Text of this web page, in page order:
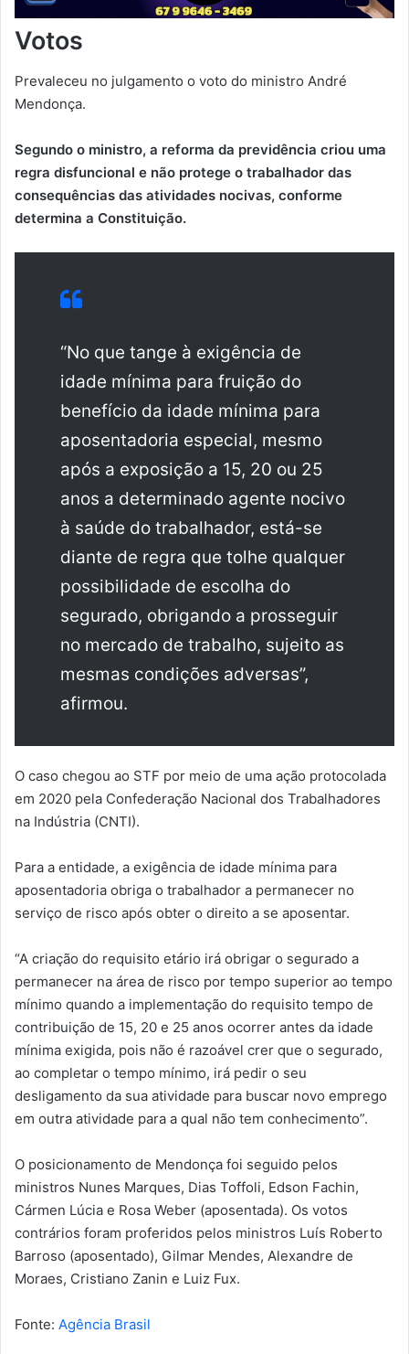
Votos
Prevaleceu no julgamento o voto do ministro André
Mendonça.
Segundo o ministro, a reforma da previdência criou uma
regra disfuncional e não protege o trabalhador das
consequências das atividades nocivas, conforme
determina a Constituição.
“No que tange à exigência de
idade mínima para fruição do
benefício da idade mínima para
aposentadoria especial, mesmo
após a exposição a 15, 20 ou 25
anos a determinado agente nocivo
à saúde do trabalhador, está-se
diante de regra que tolhe qualquer
possibilidade de escolha do
segurado, obrigando a prosseguir
no mercado de trabalho, sujeito as
mesmas condições adversas”,
afirmou.
O caso chegou ao STF por meio de uma ação protocolada
em 2020 pela Confederação Nacional dos Trabalhadores
na Indústria (CNTI).
Para a entidade, a exigência de idade mínima para
aposentadoria obriga o trabalhador a permanecer no
serviço de risco após obter o direito a se aposentar.
“A criação do requisito etário irá obrigar o segurado a
permanecer na área de risco por tempo superior ao tempo
mínimo quando a implementação do requisito tempo de
contribuição de 15, 20 e 25 anos ocorrer antes da idade
mínima exigida, pois não é razoável crer que o segurado,
ao completar o tempo mínimo, irá pedir o seu
desligamento da sua atividade para buscar novo emprego
em outra atividade para a qual não tem conhecimento”.
O posicionamento de Mendonça foi seguido pelos
ministros Nunes Marques, Dias Toffoli, Edson Fachin,
Cármen Lúcia e Rosa Weber (aposentada). Os votos
contrários foram proferidos pelos ministros Luís Roberto
Barroso (aposentado), Gilmar Mendes, Alexandre de
Moraes, Cristiano Zanin e Luiz Fux.
Fonte: Agência Brasil